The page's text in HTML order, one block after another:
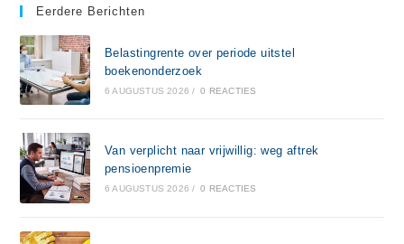
Eerdere Berichten
Belastingrente over periode uitstel
boekenonderzoek
6 AUGUSTUS 2026 / 0 REACTIES
Van verplicht naar vrijwillig: weg aftrek
pensioenpremie
6 AUGUSTUS 2026 / 0 REACTIES